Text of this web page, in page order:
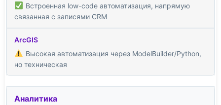
Встроенная low-code автоматизация, напрямую
связанная с записями CRM
Высокая автоматизация через ModelBuilder/Python,
но техническая
Аналитика